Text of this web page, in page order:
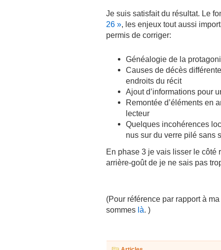
Je suis satisfait du résultat. Le
26 », les enjeux tout aussi
permis de corriger:
Généalogie de la
Causes de décès
endroits du récit
Ajout d’informations pour
Remontée d’éléments en
lecteur
Quelques incohérences
nus sur du verre pilé sans
En phase 3 je vais lisser le côté
arrière-goût de je ne sais pas
(Pour référence par rapport à
sommes là. )